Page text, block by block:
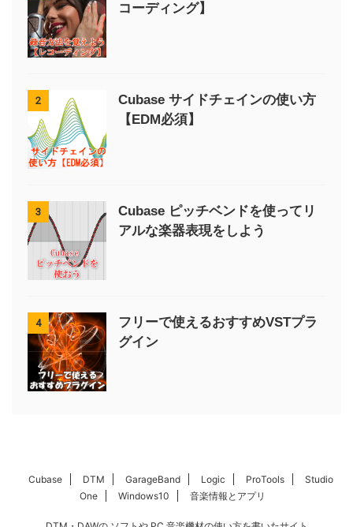
コーディング】
2
Cubase サイドチェインの使い方
【EDM必須】
3
Cubase ピッチベンドを使ってリ
アルな楽器表現をしよう
4
フリーで使えるおすすめVSTプラ
グイン
Cubase DTM GarageBand Logic ProTools
Studio
One
Windows10 音楽情報とアプリ